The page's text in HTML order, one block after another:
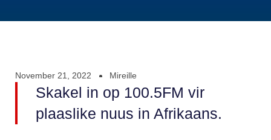
November 21, 2022 Mireille
Skakel in op 100.5FM vir
plaaslike nuus in Afrikaans.